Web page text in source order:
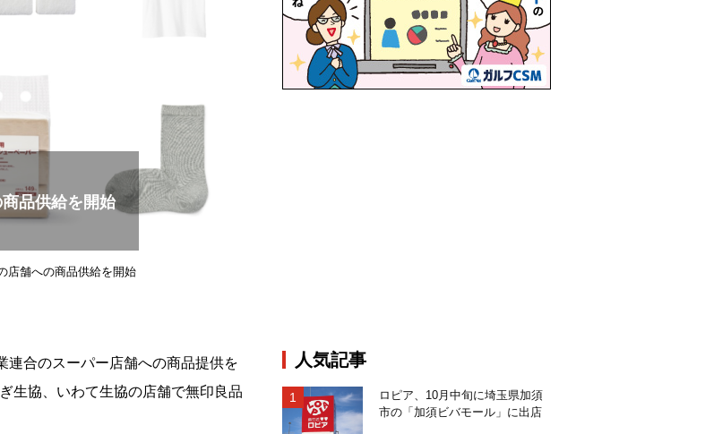
品供給を開始
店舗への商品供給を開始
合のスーパー店舗への商品提供を
生協、いわて生協の店舗で無印良品
人気記事
ロピア、10月中旬に埼玉県加須
市の「加須ビバモール」に出店